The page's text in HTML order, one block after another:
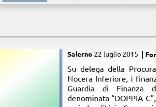
Salerno 22 luglio 2015
​Su delega della
Nocera Inferiore, i
Guardia di Finanza
denominata “DOPPIA